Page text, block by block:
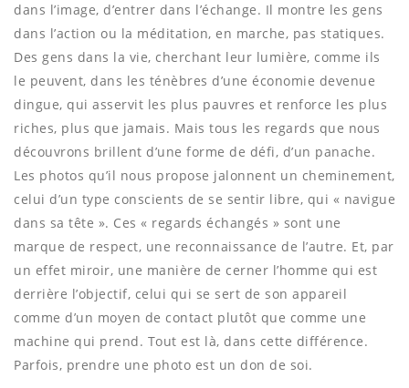
dans l’image, d’entrer dans l’échange. Il montre les gens
dans l’action ou la méditation, en marche, pas statiques.
Des gens dans la vie, cherchant leur lumière, comme ils
le peuvent, dans les ténèbres d’une économie devenue
dingue, qui asservit les plus pauvres et renforce les plus
riches, plus que jamais. Mais tous les regards que nous
découvrons brillent d’une forme de défi, d’un panache.
Les photos qu’il nous propose jalonnent un cheminement,
celui d’un type conscients de se sentir libre, qui « navigue
dans sa tête ». Ces « regards échangés » sont une
marque de respect, une reconnaissance de l’autre. Et, par
un effet miroir, une manière de cerner l’homme qui est
derrière l’objectif, celui qui se sert de son appareil
comme d’un moyen de contact plutôt que comme une
machine qui prend. Tout est là, dans cette différence.
Parfois, prendre une photo est un don de soi.